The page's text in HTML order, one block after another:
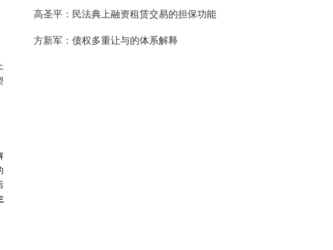
高圣平：民法典上融资租赁交易的担保功能
方新军：债权多重让与的体系解释